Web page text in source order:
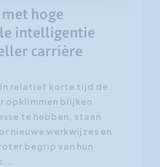
hoge
intelligentie
carrière
in relatief korte tijd de
opklimmen blijken
te hebben, staan
nieuwe werkwijzes en
begrip van hun